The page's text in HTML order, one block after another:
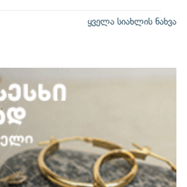
ყველა სიახლის ნახვა